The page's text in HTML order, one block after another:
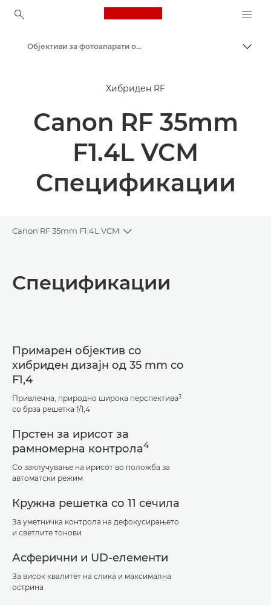
Canon Logo, back to
Објективи за фотоапарати од Canon
Хибриден RF
Canon RF 35mm
F1.4L VCM
Спецификации
Canon RF 35mm F1.4L VCM
Toggle breadcrumbs
Спецификации
Спецификации
Примарен објектив со
хибриден дизајн од 35 mm со
F1,4
Привлечна, природно широка перспектива3
со брза решетка f/1,4
Прстен за ирисот за
рамномерна контрола4
Со заклучување на ирисот во положба за
автоматски режим
Кружна решетка со 11 сечила
За уметничка контрола на дефокусирањето
и светлите тонови
Асферични и UD-елементи
За висок квалитет на слика и максимална
острина